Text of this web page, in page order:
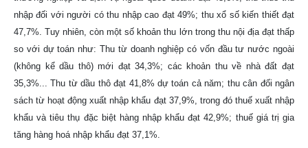
nhập đối với người có thu nhập cao đạt 49%; thu xổ số kiến thiết đạt
47,7%. Tuy nhiên, còn một số khoản thu lớn trong thu nội địa đạt thấp
so với dự toán như: Thu từ doanh nghiệp có vốn đầu tư nước ngoài
(không kể dầu thô) mới đạt 34,3%; các khoản thu về nhà đất đạt
35,3%... Thu từ dầu thô đạt 41,8% dự toán cả năm; thu cân đối ngân
sách từ hoạt động xuất nhập khẩu đạt 37,9%, trong đó thuế xuất nhập
khẩu và tiêu thụ đặc biệt hàng nhập khẩu đạt 42,9%; thuế giá trị gia
tăng hàng hoá nhập khẩu đạt 37,1%.